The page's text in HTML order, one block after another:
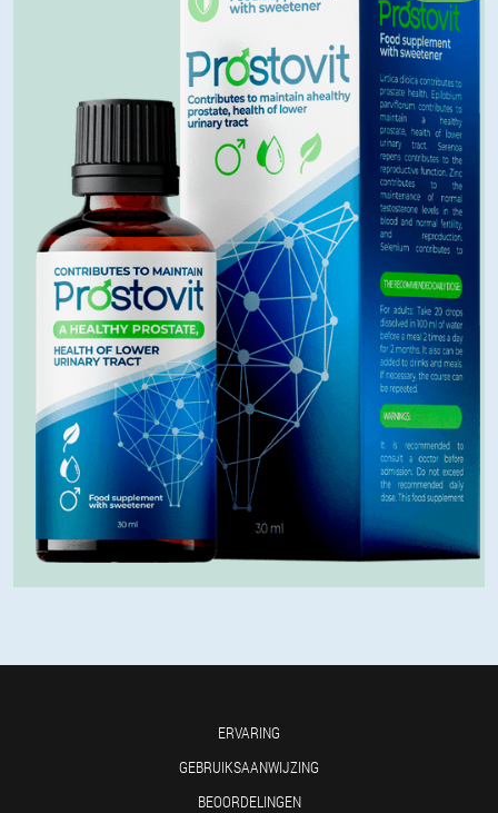
ERVARING
GEBRUIKSAANWIJZING
BEOORDELINGEN